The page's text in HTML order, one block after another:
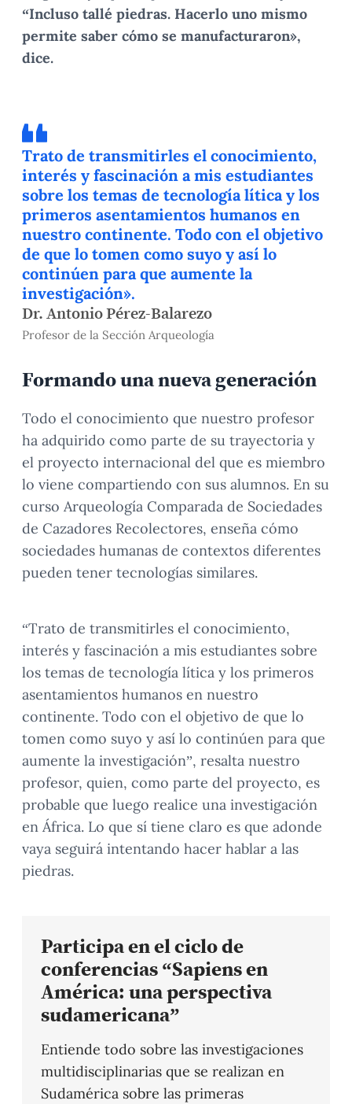
“Incluso tallé piedras. Hacerlo uno mismo
permite saber cómo se manufacturaron»,
dice.
Trato de transmitirles el conocimiento,
interés y fascinación a mis estudiantes
sobre los temas de tecnología lítica y los
primeros asentamientos humanos en
nuestro continente. Todo con el objetivo
de que lo tomen como suyo y así lo
continúen para que aumente la
investigación».
Dr. Antonio Pérez-Balarezo
Profesor de la Sección Arqueología
Formando una nueva generación
Todo el conocimiento que nuestro profesor
ha adquirido como parte de su trayectoria y
el proyecto internacional del que es miembro
lo viene compartiendo con sus alumnos. En su
curso Arqueología Comparada de Sociedades
de Cazadores Recolectores, enseña cómo
sociedades humanas de contextos diferentes
pueden tener tecnologías similares.
“Trato de transmitirles el conocimiento,
interés y fascinación a mis estudiantes sobre
los temas de tecnología lítica y los primeros
asentamientos humanos en nuestro
continente. Todo con el objetivo de que lo
tomen como suyo y así lo continúen para que
aumente la investigación”, resalta nuestro
profesor, quien, como parte del proyecto, es
probable que luego realice una investigación
en África. Lo que sí tiene claro es que adonde
vaya seguirá intentando hacer hablar a las
piedras.
Participa en el ciclo de
conferencias “Sapiens en
América: una perspectiva
sudamericana”
Entiende todo sobre las investigaciones
multidisciplinarias que se realizan en
Sudamérica sobre las primeras